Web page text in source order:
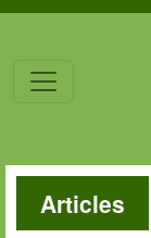
Articles